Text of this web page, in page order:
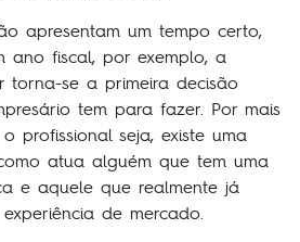
apresentam um tempo certo,
ano fiscal, por exemplo, a
torna-se a primeira decisão
tem para fazer. Por mais
profissional seja, existe uma
atua alguém que tem uma
e aquele que realmente já
de mercado.